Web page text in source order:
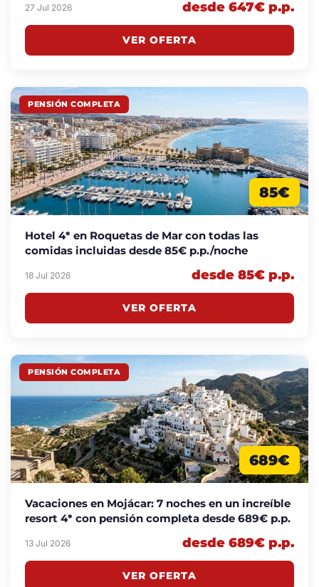
27 Jul 2026 desde 647€ p.p.
VER OFERTA
PENSIÓN COMPLETA
85€
Hotel 4* en Roquetas de Mar con todas las
comidas incluidas desde 85€ p.p./noche
18 Jul 2026 desde 85€ p.p.
VER OFERTA
PENSIÓN COMPLETA
689€
Vacaciones en Mojácar: 7 noches en un increíble
resort 4* con pensión completa desde 689€ p.p.
13 Jul 2026 desde 689€ p.p.
VER OFERTA